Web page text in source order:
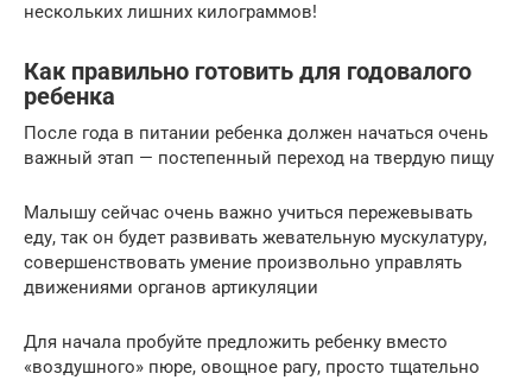
нескольких лишних килограммов!
Как правильно готовить для годовалого
ребенка
После года в питании ребенка должен начаться очень
важный этап — постепенный переход на твердую пищу
Малышу сейчас очень важно учиться пережевывать
еду, так он будет развивать жевательную мускулатуру,
совершенствовать умение произвольно управлять
движениями органов артикуляции
Для начала пробуйте предложить ребенку вместо
«воздушного» пюре, овощное рагу, просто тщательно